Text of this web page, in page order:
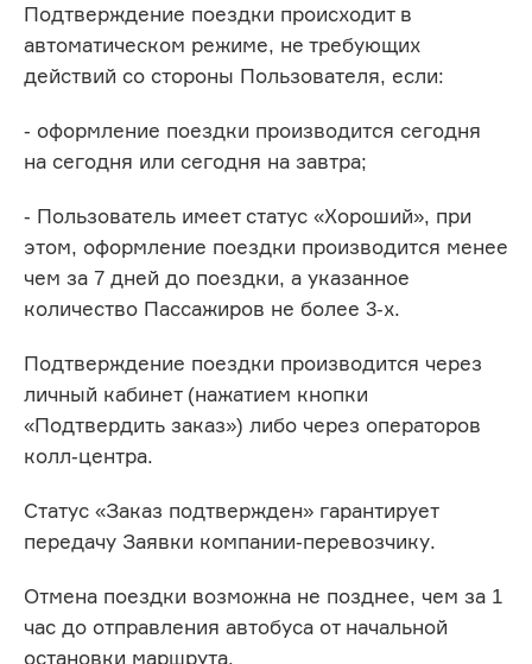
Подтверждение поездки происходит в
автоматическом режиме, не требующих
действий со стороны Пользователя, если:
- оформление поездки производится сегодня
на сегодня или сегодня на завтра;
- Пользователь имеет статус «Хороший», при
этом, оформление поездки производится менее
чем за 7 дней до поездки, а указанное
количество Пассажиров не более 3-х.
Подтверждение поездки производится через
личный кабинет (нажатием кнопки
«Подтвердить заказ») либо через операторов
колл-центра.
Статус «Заказ подтвержден» гарантирует
передачу Заявки компании-перевозчику.
Отмена поездки возможна не позднее, чем за 1
час до отправления автобуса от начальной
остановки маршрута.